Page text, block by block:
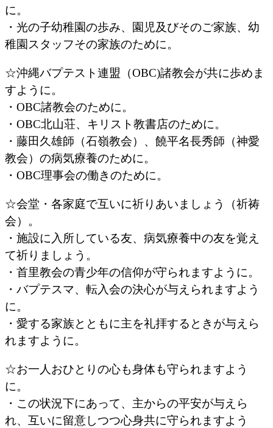
に。
・光の子幼稚園の歩み、園児及びそのご家族、幼
稚園スタッフその家族のために。
☆沖縄バプテスト連盟（OBC)諸教会が共に歩めま
すように。
・OBC諸教会のために。
・OBC北山荘、キリスト教書店のために。
・藤田久雄師（石嶺教会）、饒平名長秀師（神愛
教会）の病気療養のために。
・OBC理事会の働きのために。
☆会堂・各家庭で互いに祈りあいましょう（祈祷
会）。
・施設に入所している友、病気療養中の友を覚え
て祈りましょう。
・首里教会の青少年の信仰が守られますように。
・バプテスマ、転入会の決心が与えられますよう
に。
・愛する家族とともに主を礼拝するときが与えら
れますように。
☆お一人おひとりの心も身体も守られますよう
に。
・この状況下にあって、主からの平安が与えら
れ、互いに留意しつつ心身共に守られますよう